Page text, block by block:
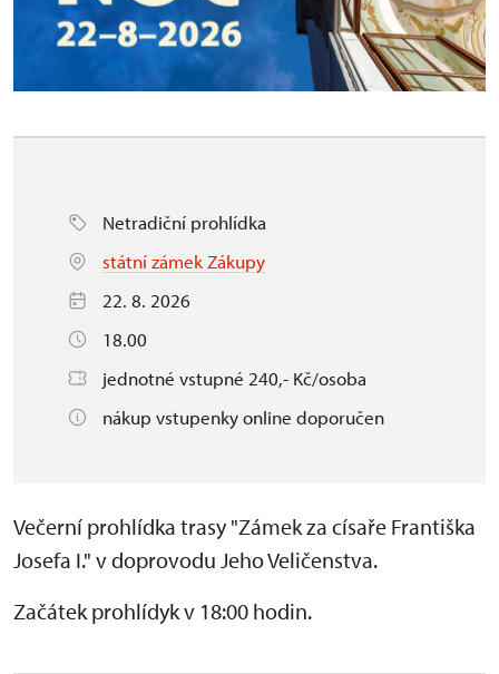
Netradiční prohlídka
státní zámek Zákupy
22. 8. 2026
18.00
jednotné vstupné 240,- Kč/osoba
nákup vstupenky online doporučen
Večerní prohlídka trasy "Zámek za císaře Františka
Josefa I." v doprovodu Jeho Veličenstva.
Začátek prohlídyk v 18:00 hodin.